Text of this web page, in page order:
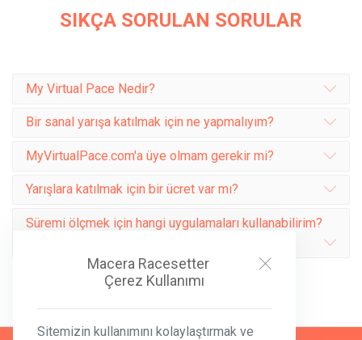
SIKÇA SORULAN SORULAR
My Virtual Pace Nedir?
Bir sanal yarışa katılmak için ne yapmalıyım?
MyVirtualPace.com'a üye olmam gerekir mi?
Yarışlara katılmak için bir ücret var mı?
Süremi ölçmek için hangi uygulamaları kullanabilirim?
Macera Racesetter
Çerez Kullanımı
Sitemizin kullanımını kolaylaştırmak ve